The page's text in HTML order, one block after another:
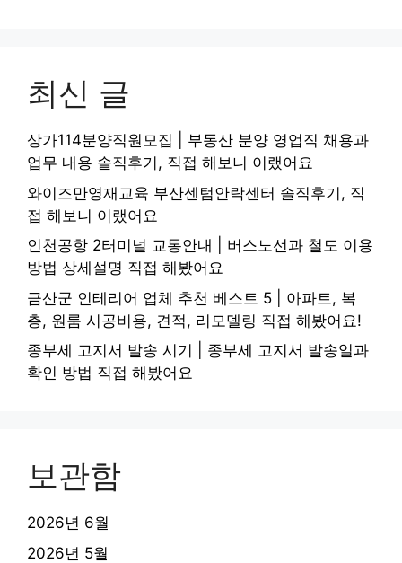
최신 글
상가114분양직원모집 | 부동산 분양 영업직 채용과
업무 내용 솔직후기, 직접 해보니 이랬어요
와이즈만영재교육 부산센텀안락센터 솔직후기, 직
접 해보니 이랬어요
인천공항 2터미널 교통안내 | 버스노선과 철도 이용
방법 상세설명 직접 해봤어요
금산군 인테리어 업체 추천 베스트 5 | 아파트, 복
층, 원룸 시공비용, 견적, 리모델링 직접 해봤어요!
종부세 고지서 발송 시기 | 종부세 고지서 발송일과
확인 방법 직접 해봤어요
보관함
2026년 6월
2026년 5월